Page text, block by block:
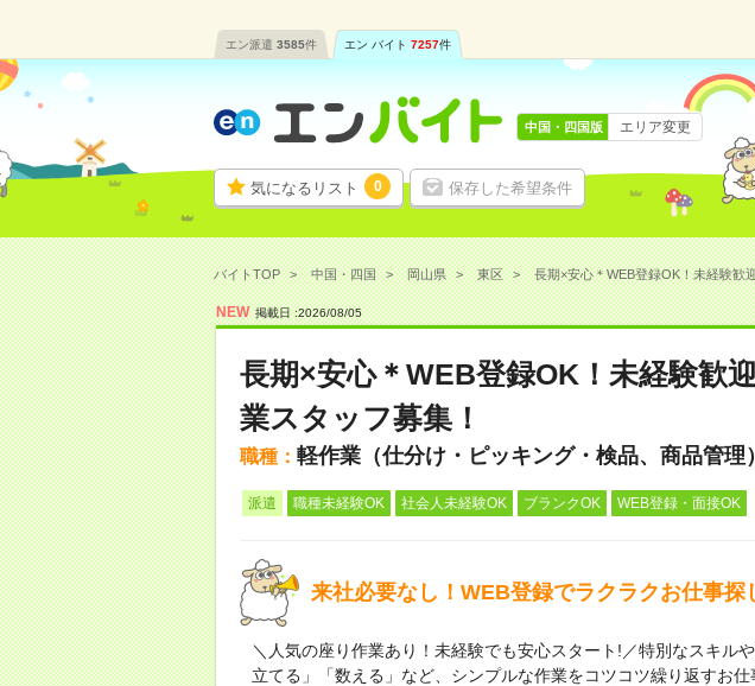
エン派遣 3585件 エン バイト 7257件
気になるリスト 0 保存した希望条件
中国・四国版 エリア変更
バイトTOP 中国・四国 岡山県 東区 長期×安心＊WEB登録OK！未経験歓
NEW 掲載日 :2026/08/05
長期×安心＊WEB登録OK！未経験歓
業スタッフ募集！
職種： 軽作業（仕分け・ピッキング・検品、商品管理）
派遣 職種未経験OK 社会人未経験OK ブランクOK WEB登録・面接OK
来社必要なし！WEB登録でラクラクお仕事探
＼人気の座り作業あり！未経験でも安心スタート!／特別なスキル
立てる」「数える」など、シンプルな作業をコツコツ繰り返すお